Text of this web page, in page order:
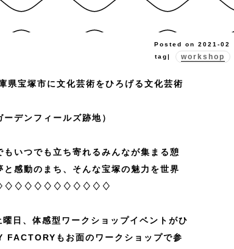
Posted on 2021-02
tag|
workshop
宝塚市に文化芸術をひろげる文化芸術
デンフィールズ跡地）
いつでも立ち寄れるみんなが集まる憩
感動のまち、そんな宝塚の魅力を世界
日、体感型ワークショップイベントがひ
FACTORYもお面のワークショップで参